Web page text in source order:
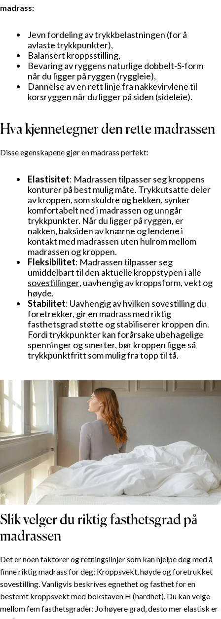
madrass:
Jevn fordeling av trykkbelastningen (for å
avlaste trykkpunkter),
Balansert kroppsstilling,
Bevaring av ryggens naturlige dobbelt-S-form
når du ligger på ryggen (ryggleie),
Dannelse av en rett linje fra nakkevirvlene til
korsryggen når du ligger på siden (sideleie).
Hva kjennetegner den rette madrassen
Disse egenskapene gjør en madrass perfekt:
Elastisitet: Madrassen tilpasser seg kroppens
konturer på best mulig måte. Trykkutsatte deler
av kroppen, som skuldre og bekken, synker
komfortabelt ned i madrassen og unngår
trykkpunkter. Når du ligger på ryggen, er
nakken, baksiden av knærne og lendene i
kontakt med madrassen uten hulrom mellom
madrassen og kroppen.
Fleksibilitet: Madrassen tilpasser seg
umiddelbart til den aktuelle kroppstypen i alle
sovestillinger, uavhengig av kroppsform, vekt og
høyde.
Stabilitet: Uavhengig av hvilken sovestilling du
foretrekker, gir en madrass med riktig
fasthetsgrad støtte og stabiliserer kroppen din.
Fordi trykkpunkter kan forårsake ubehagelige
spenninger og smerter, bør kroppen ligge så
trykkpunktfritt som mulig fra topp til tå.
Slik velger du riktig fasthetsgrad på
madrassen
Det er noen faktorer og retningslinjer som kan hjelpe deg med å
finne riktig madrass for deg: Kroppsvekt, høyde og foretrukket
sovestilling. Vanligvis beskrives egnethet og fasthet for en
bestemt kroppsvekt med bokstaven H (hardhet). Du kan velge
mellom fem fasthetsgrader: Jo høyere grad, desto mer elastisk er